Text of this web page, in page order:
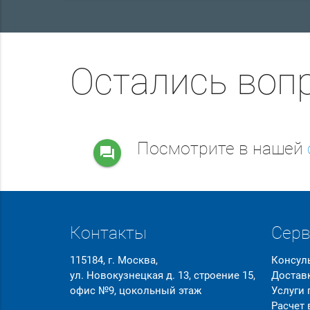
Остались
question_answer Посмотрите в нашей
Контакты
115184, г. Москва,
ул. Новокузнецкая д. 13, строение 15,
офис №9, цокольный этаж
Услуги